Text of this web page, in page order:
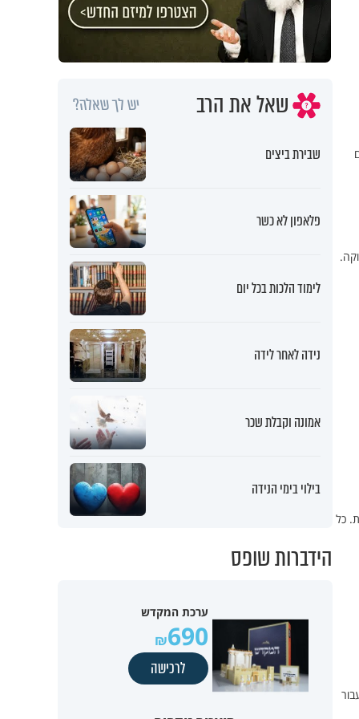
כל
שאל את הרב יש לך שאלה?
שבירת ביצים
פלאפון לא כשר
לימוד הלכות בכל יום
נידה לאחר לידה
אמונה וקבלת שכר
בילוי בימי הנידה
הידברות שופס
ערכת המקדש
690
לרכישה